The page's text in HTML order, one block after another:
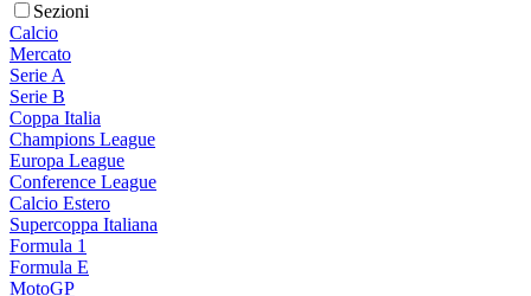
Sezioni
Calcio
Mercato
Serie A
Serie B
Coppa Italia
Champions League
Europa League
Conference League
Calcio Estero
Supercoppa Italiana
Formula 1
Formula E
MotoGP